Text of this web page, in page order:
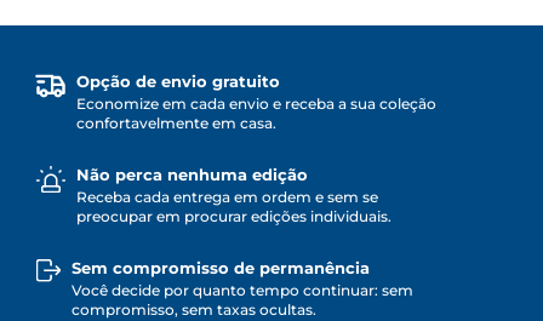
Opção de envio gratuito
Economize em cada envio e receba a sua coleção
confortavelmente em casa.
Não perca nenhuma edição
Receba cada entrega em ordem e sem se
preocupar em procurar edições individuais.
Sem compromisso de permanência
Você decide por quanto tempo continuar: sem
compromisso, sem taxas ocultas.